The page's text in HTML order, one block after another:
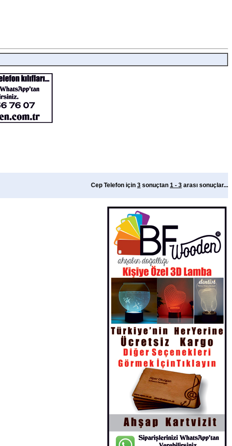
Cep Telefon için 3 sonuçtan 1 - 3 arası sonuçlar...